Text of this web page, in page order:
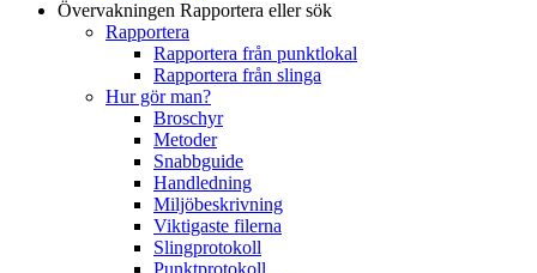
Övervakningen Rapportera eller sök
Rapportera
Rapportera från punktlokal
Rapportera från slinga
Hur gör man?
Broschyr
Metoder
Snabbguide
Handledning
Miljöbeskrivning
Viktigaste filerna
Slingprotokoll
Punktprotokoll